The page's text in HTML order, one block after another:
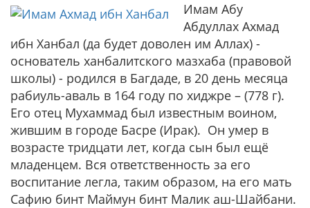
Имам Абу
Абдуллах Ахмад
ибн Ханбал (да будет доволен им Аллах) -
основатель ханбалитского мазхаба (правовой
школы) - родился в Багдаде, в 20 день месяца
рабиуль-аваль в 164 году по хиджре – (778 г).
Его отец Мухаммад был известным воином,
жившим в городе Басре (Ирак). Он умер в
возрасте тридцати лет, когда сын был ещё
младенцем. Вся ответственность за его
воспитание легла, таким образом, на его мать
Сафию бинт Маймун бинт Малик аш-Шайбани.